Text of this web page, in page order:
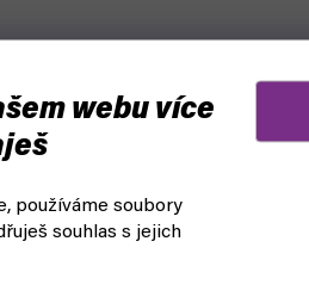
webu více
používáme soubory
souhlas s jejich